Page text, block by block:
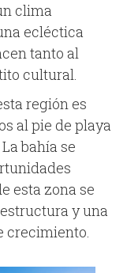
clima
ecléctica
tanto al
cultural.
región es
al pie de playa
bahía se
esta zona se
y una
crecimiento.